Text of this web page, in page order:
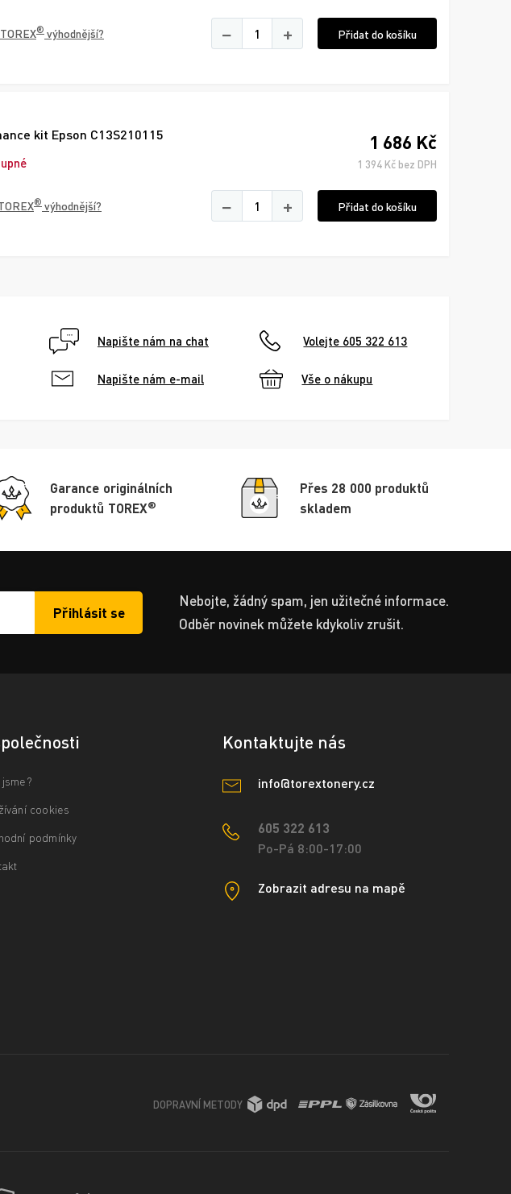
® výhodnější? − + Přidat do košíku
kit Epson C13S210115 1 686 Kč
1 394 Kč bez DPH
® výhodnější? − + Přidat do košíku
Napište nám na chat Volejte 605 322 613
Napište nám e-mail Vše o nákupu
Garance originálních
produktů TOREX®
Přes 28 000 produktů
skladem
Přihlásit se
Nebojte, žádný spam, jen užitečné informace.
Odběr novinek můžete kdykoliv zrušit.
cookies
podmínky
Kontaktujte nás
info@torextonery.cz
605 322 613
Po-Pá 8:00-17:00
Zobrazit adresu na mapě
DOPRAVNÍ METODY